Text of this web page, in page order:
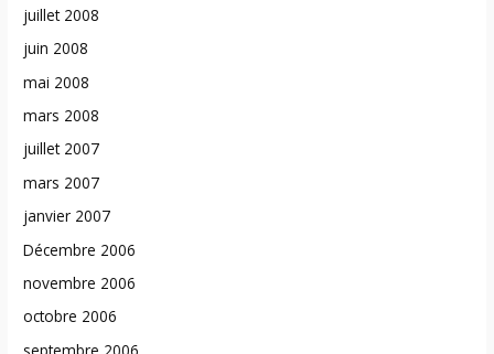
juillet 2008
juin 2008
mai 2008
mars 2008
juillet 2007
mars 2007
janvier 2007
Décembre 2006
novembre 2006
octobre 2006